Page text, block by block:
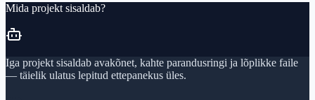
Mida projekt sisaldab?
Iga projekt sisaldab avakõnet, kahte parandusringi ja lõplikke faile
— täielik ulatus lepitud ettepanekus üles.